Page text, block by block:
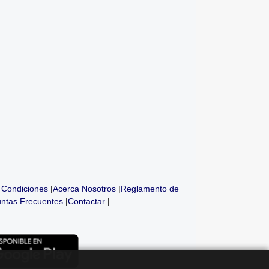
|Acerca Nosotros |Reglamento de
Frecuentes|Contactar|